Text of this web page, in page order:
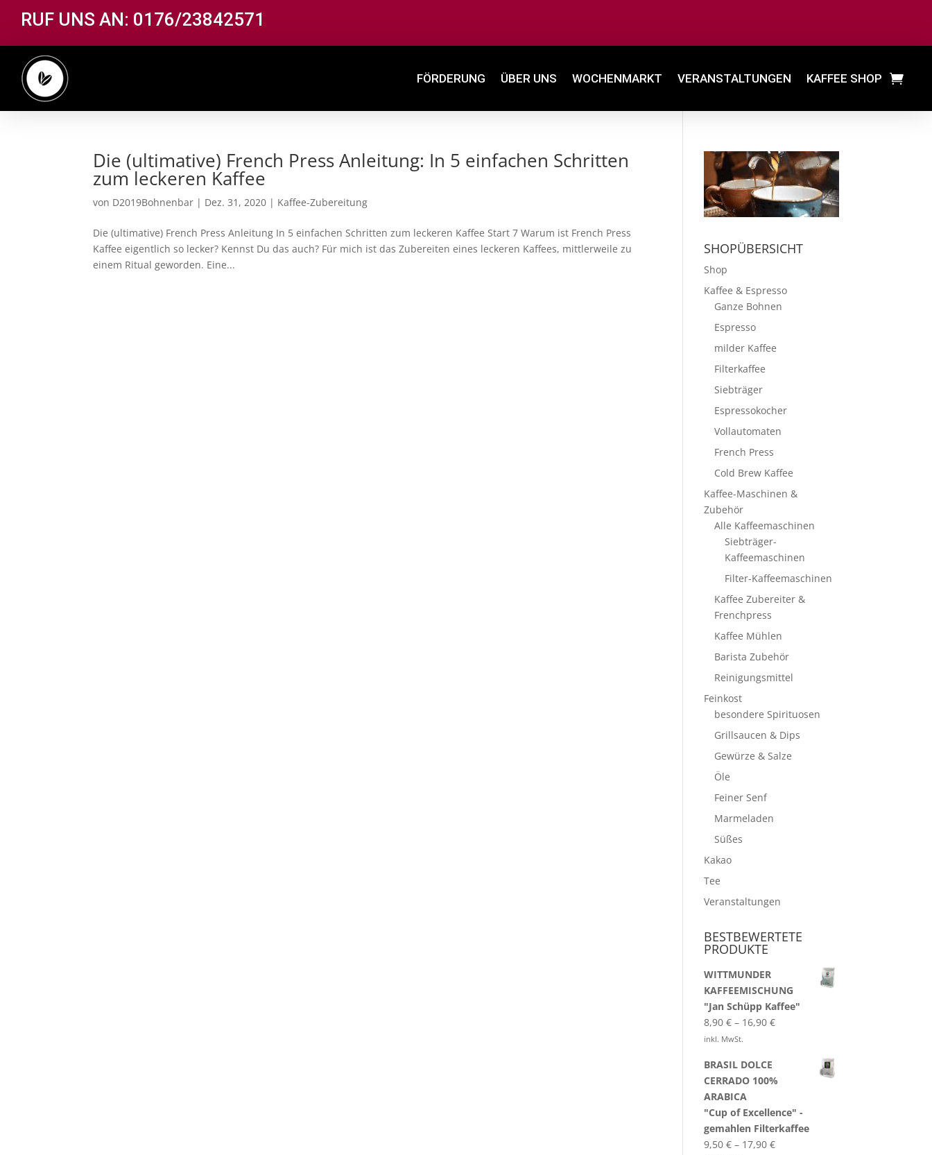
RUF UNS AN: 0176/23842571
FÖRDERUNG ÜBER UNS WOCHENMARKT VERANSTALTUNGEN KAFFEE SHOP
Die (ultimative) French Press Anleitung: In 5 einfachen Schritten
zum leckeren Kaffee
von D2019Bohnenbar | Dez. 31, 2020 | Kaffee-Zubereitung
Die (ultimative) French Press Anleitung In 5 einfachen Schritten zum leckeren Kaffee Start 7 Warum ist French Press
Kaffee eigentlich so lecker? Kennst Du das auch? Für mich ist das Zubereiten eines leckeren Kaffees, mittlerweile zu
einem Ritual geworden. Eine...
SHOPÜBERSICHT
Shop
Kaffee & Espresso
Ganze Bohnen
Espresso
milder Kaffee
Filterkaffee
Siebträger
Espressokocher
Vollautomaten
French Press
Cold Brew Kaffee
Kaffee-Maschinen &
Zubehör
Alle Kaffeemaschinen
Siebträger-
Kaffeemaschinen
Filter-Kaffeemaschinen
Kaffee Zubereiter &
Frenchpress
Kaffee Mühlen
Barista Zubehör
Reinigungsmittel
Feinkost
besondere Spirituosen
Grillsaucen & Dips
Gewürze & Salze
Öle
Feiner Senf
Marmeladen
Süßes
Kakao
Tee
Veranstaltungen
BESTBEWERTETE
PRODUKTE
WITTMUNDER
KAFFEEMISCHUNG
"Jan Schüpp Kaffee"
8,90€ – 16,90€
inkl. MwSt.
BRASIL DOLCE
CERRADO 100%
ARABICA
"Cup of Excellence" -
gemahlen Filterkaffee
9,50€ – 17,90€